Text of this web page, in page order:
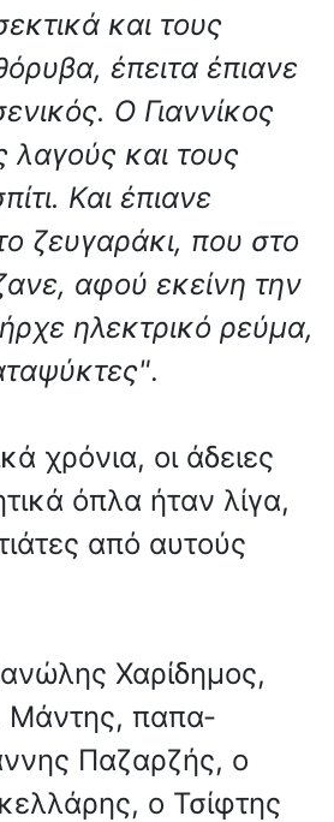
και τους
έπειτα έπιανε
Ο Γιαννίκος
λαγούς και τους
Και έπιανε
ζευγαράκι, που στο
αφού εκείνη την
ηλεκτρικό ρεύμα,
.
χρόνια, οι άδειες
όπλα ήταν λίγα,
από αυτούς
Χαρίδημος,
Μάντης, παπα-
Παζαρζής, ο
ο Τσίφτης